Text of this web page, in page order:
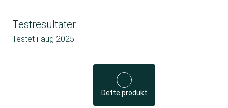
Testresultater
Testet i aug 2025
Dette produkt